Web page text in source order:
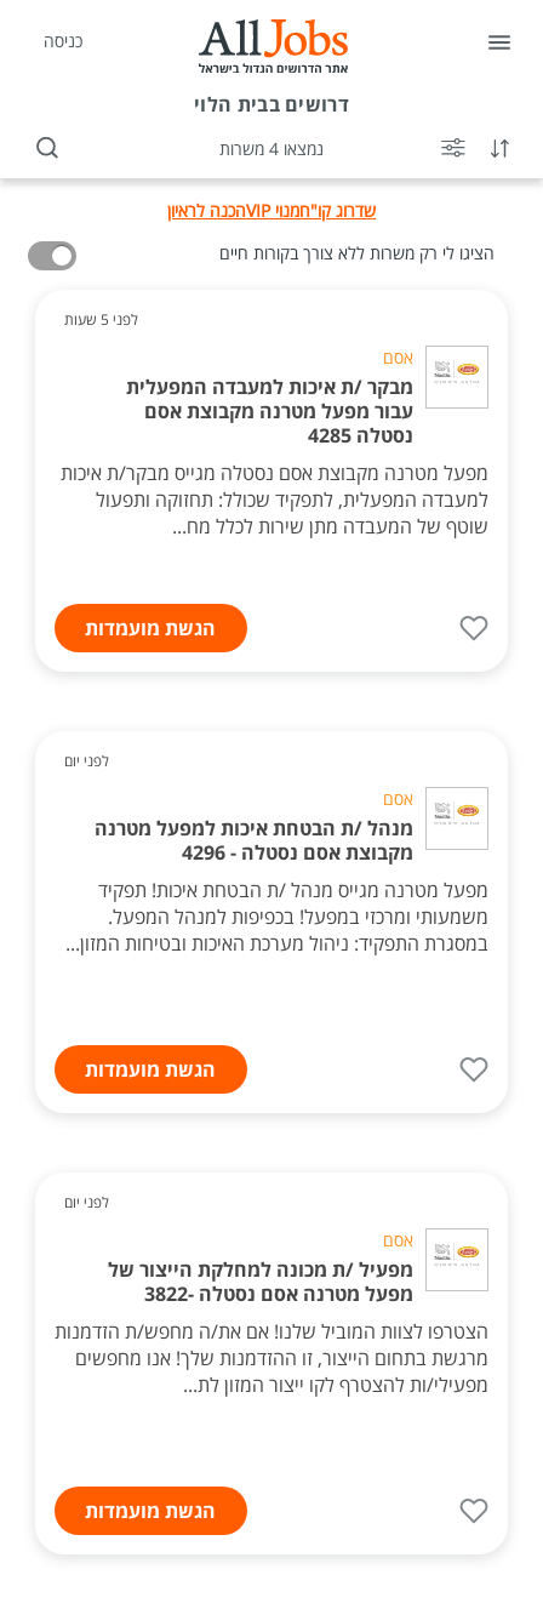
כניסה
דרושיםבבית הלוי
נמצאו 4 משרות
שדרוג קו"חמנוי VIP
הכנה לראיון
הציגו לי רק משרות ללא צורך בקורות חיים
לפני 5 שעות
אסם
מבקר /ת איכות למעבדה המפעלית
עבור מפעל מטרנה מקבוצת אסם
נסטלה 4285
מפעל מטרנה מקבוצת אסם נסטלה מגייס מבקר/ת איכות
למעבדה המפעלית, לתפקיד שכולל: תחזוקה ותפעול
שוטף של המעבדה מתן שירות לכלל מח...
הגשת מועמדות
לפני יום
אסם
מנהל /ת הבטחת איכות למפעל מטרנה
מקבוצת אסם נסטלה - 4296
מפעל מטרנה מגייס מנהל /ת הבטחת איכות! תפקיד
משמעותי ומרכזי במפעל! בכפיפות למנהל המפעל.
במסגרת התפקיד: ניהול מערכת האיכות ובטיחות המזון...
הגשת מועמדות
לפני יום
אסם
מפעיל /ת מכונה למחלקת הייצור של
מפעל מטרנה אסם נסטלה -3822
הצטרפו לצוות המוביל שלנו! אם את/ה מחפש/ת הזדמנות
מרגשת בתחום הייצור, זו ההזדמנות שלך! אנו מחפשים
מפעילי/ות להצטרף לקו ייצור המזון לת...
הגשת מועמדות